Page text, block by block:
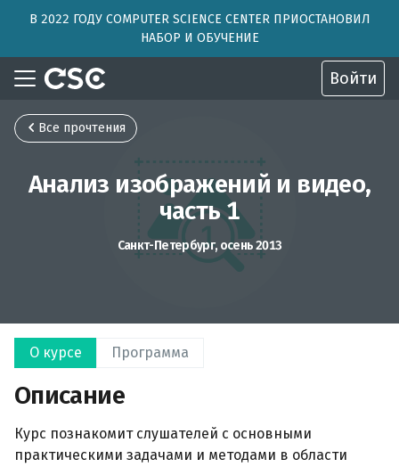
В 2022 ГОДУ COMPUTER SCIENCE CENTER ПРИОСТАНОВИЛ
НАБОР И ОБУЧЕНИЕ
Войти
Все прочтения
Анализ изображений и видео,
часть 1
Санкт-Петербург, осень 2013
О курсе Программа
Описание
Курс познакомит слушателей с основными
практическими задачами и методами в области